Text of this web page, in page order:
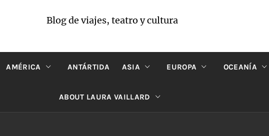
Blog de viajes, teatro y cultura
AMÉRICA ANTÁRTIDA ASIA EUROPA OCEANÍA
ABOUT LAURA VAILLARD